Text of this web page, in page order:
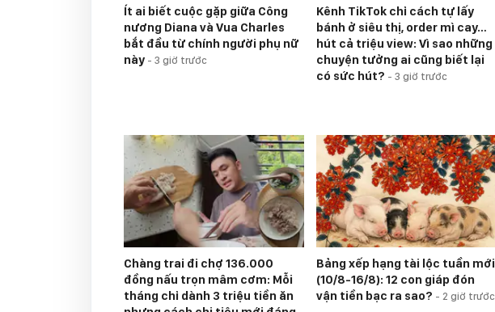
Ít ai biết cuộc gặp giữa Công
nương Diana và Vua Charles
bắt đầu từ chính người phụ nữ
này - 3 giờ trước
Kênh TikTok chỉ cách tự lấy
bánh ở siêu thị, order mì cay…
hút cả triệu view: Vì sao những
chuyện tưởng ai cũng biết lại
có sức hút? - 3 giờ trước
Chàng trai đi chợ 136.000
đồng nấu trọn mâm cơm: Mỗi
tháng chỉ dành 3 triệu tiền ăn
Bảng xếp hạng tài lộc tuần mới
(10/8-16/8): 12 con giáp đón
vận tiền bạc ra sao? - 2 giờ trước